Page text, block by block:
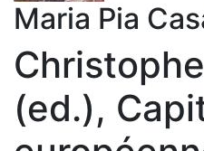
Maria Pia
(ed.),